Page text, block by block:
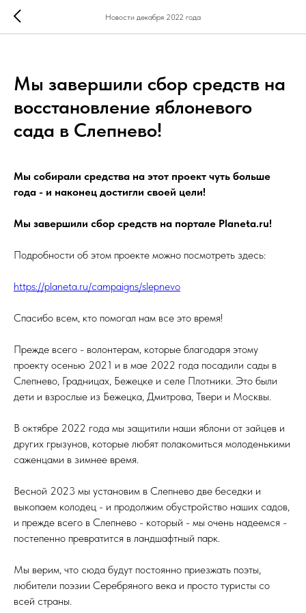
Новости декабря 2022 года
Мы завершили сбор средств на
восстановление яблоневого
сада в Слепнево!
Мы собирали средства на этот проект чуть больше
года - и наконец достигли своей цели!
Мы завершили сбор средств на портале Planeta.ru!
Подробности об этом проекте можно посмотреть здесь:
https://planeta.ru/campaigns/slepnevo
Спасибо всем, кто помогал нам все это время!
Прежде всего - волонтерам, которые благодаря этому
проекту осенью 2021 и в мае 2022 года посадили сады в
Слепнево, Градницах, Бежецке и селе Плотники. Это были
дети и взрослые из Бежецка, Дмитрова, Твери и Москвы.
В октябре 2022 года мы защитили наши яблони от зайцев и
других грызунов, которые любят полакомиться молоденькими
саженцами в зимнее время.
Весной 2023 мы установим в Слепнево две беседки и
выкопаем колодец - и продолжим обустройство наших садов,
и прежде всего в Слепнево - который - мы очень надеемся -
постепенно превратится в ландшафтный парк.
Мы верим, что сюда будут постоянно приезжать поэты,
любители поэзии Серебряного века и просто туристы со
всей страны.